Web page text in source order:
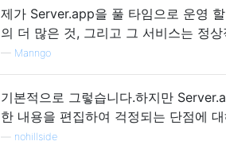
제가 Server.app을 풀 타임으로 운영
의 더 많은 것, 그리고 그 서비스는 정
— Manngo
기본적으로 그렇습니다.하지만
한 내용을 편집하여 걱정되는 단점에
nohillside